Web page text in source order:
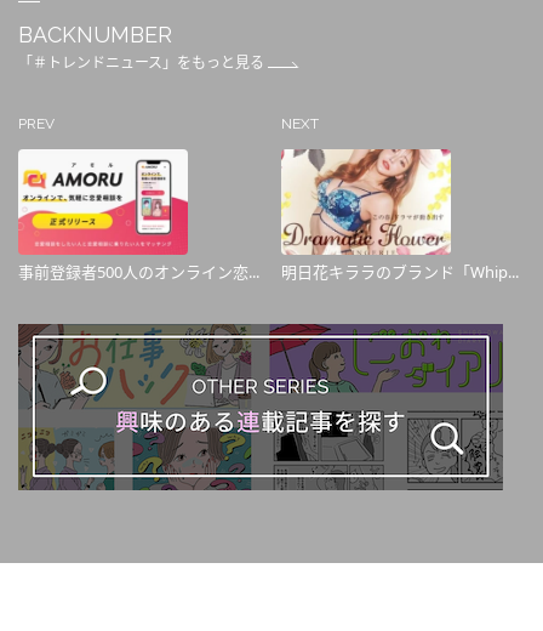
BACKNUMBER
「＃トレンドニュース」をもっと見る
PREV
事前登録者500人のオンライン恋...
NEXT
明日花キララのブランド「Whip...